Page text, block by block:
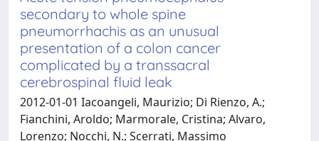
secondary to whole spine
pneumorrhachis as an unusual
presentation of a colon cancer
complicated by a transsacral
cerebrospinal fluid leak
2012-01-01 Iacoangeli, Maurizio; Di Rienzo, A.;
Fianchini, Aroldo; Marmorale, Cristina; Alvaro,
Lorenzo; Nocchi, N.; Scerrati, Massimo